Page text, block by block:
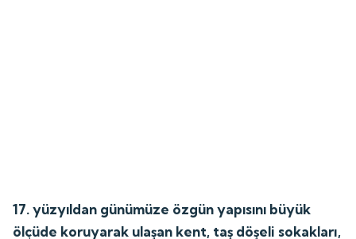
17. yüzyıldan günümüze özgün yapısını büyük
ölçüde koruyarak ulaşan kent, taş döşeli sokakları,